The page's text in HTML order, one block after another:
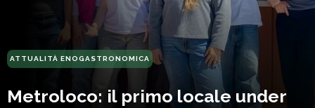
ATTUALITÀ ENOGASTRONOMICA
Metroloco: il primo locale under